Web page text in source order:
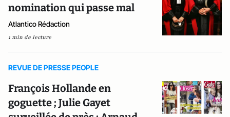
nomination qui passe mal
Atlantico Rédaction
1 min de lecture
REVUE DE PRESSE PEOPLE
François Hollande en
goguette ; Julie Gayet